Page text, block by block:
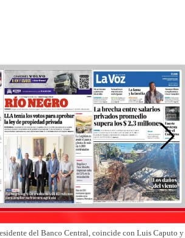
del Banco Central, coincide con Luis Caputo